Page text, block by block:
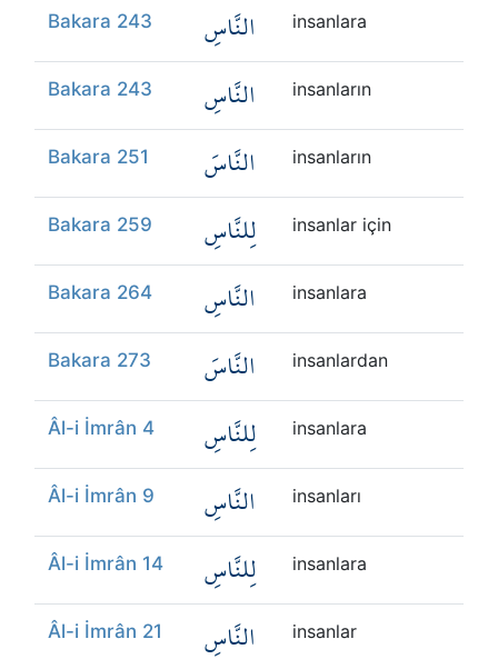
Bakara 243 النَّاسِ insanlara
Bakara 243 النَّاسِ insanların
Bakara 251 النَّاسَ insanların
Bakara 259 لِلنَّاسِ insanlar için
Bakara 264 النَّاسِ insanlara
Bakara 273 النَّاسَ insanlardan
Âl-i İmrân 4 لِلنَّاسِ insanlara
Âl-i İmrân 9 النَّاسِ insanları
Âl-i İmrân 14 لِلنَّاسِ insanlara
Âl-i İmrân 21 النَّاسِ insanlar